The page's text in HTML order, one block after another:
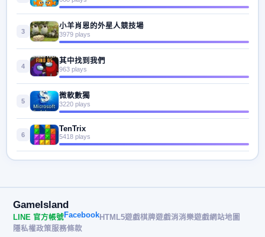
3
小羊肖恩的外星人競技場
3979 plays
4
其中找到我們
963 plays
5
微軟數獨
3220 plays
6
TenTrix
5418 plays
GameIsland
LINE 官方帳號FacebookHTML5遊戲棋牌遊戲消消樂遊戲網站地圖
隱私權政策服務條款